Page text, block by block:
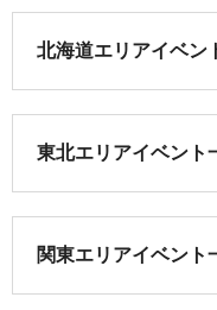
北海道エリアイベン
東北エリアイベント
関東エリアイベント